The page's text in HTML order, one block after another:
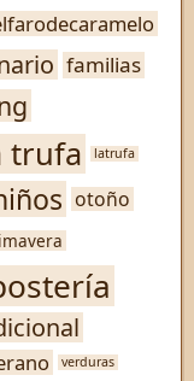
familias
trufa latrufa
otoño
verduras